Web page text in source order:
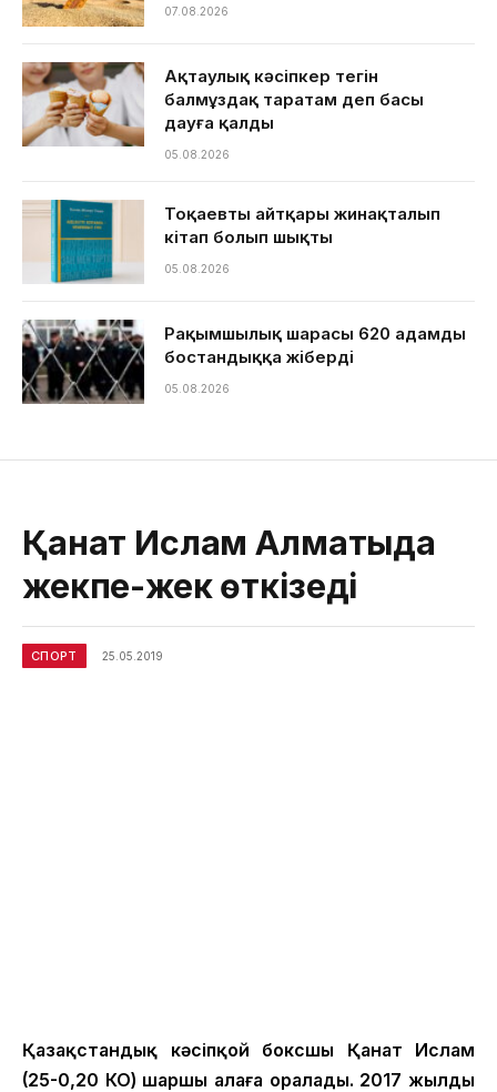
07.08.2026
Ақтаулық кәсіпкер тегін
балмұздақ таратам деп басы
дауға қалды
05.08.2026
Тоқаевтың айтқары жинақталып
кітап болып шықты
05.08.2026
Рақымшылық шарасы 620 адамды
бостандыққа жіберді
05.08.2026
Қанат Ислам Алматыда
жекпе-жек өткізеді
СПОРТ 25.05.2019
Қазақстандық кәсіпқой боксшы Қанат Ислам
(25-0,20 КО) шаршы алаңға оралады. 2017 жылдың